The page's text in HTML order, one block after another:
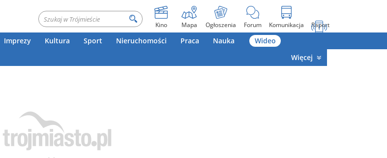
Kino Mapa Ogłoszenia Forum Komunikacja Raport
Imprezy Kultura Sport Nieruchomości Praca Nauka
Wideo
Więcej